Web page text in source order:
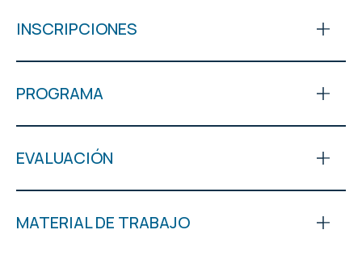
INSCRIPCIONES
PROGRAMA
EVALUACIÓN
MATERIAL DE TRABAJO